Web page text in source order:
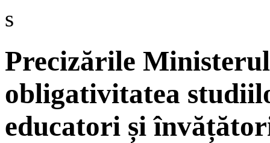
s
Precizările
obligativitatea
educatori și